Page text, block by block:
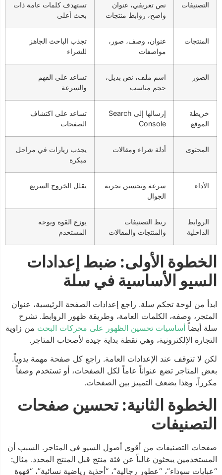
التصنيفات
نص تعريفي، عنوان
واضح، روابط منتجات
تستهدف كلمات عامة ذات
بحث أعلى
المنتجات
عنوان، وصف، صور،
مواصفات
تجذب الباحث الجاهز
للشراء
الصور
اسم ملف، نص بديل،
حجم مناسب
تساعد على الفهم
والسرعة
خريطة
الموقع
إرسالها إلى Search
Console
تساعد على اكتشاف
الصفحات
المحتوى أدلة شراء ومقالات
يجذب زيارات في مراحل
مبكرة
الأداء
سرعة وتحسين تجربة
الجوال
يقلل الخروج السريع
الروابط
الداخلية
ربط التصنيفات
والمنتجات والمقالات
يوزع القوة ويوجه
المستخدم
الخطوة الأولى: ضبط إعدادات
السيو الأساسية في سلة
ابدأ من لوحة تحكم سلة. راجع إعدادات الصفحة الرئيسية، عنوان
المتجر، وصفه، الكلمات العامة، وطريقة ظهور الروابط. تشرح
سلة أيضاً أساسيات تحسين الظهور على محركات البحثمن زاوية
التجارة الإلكترونية، وهي نقطة بداية جيدة لأصحاب المتاجر.
لكن لا تتوقف عند الإعدادات العامة. راجع كل صفحة مهمة يدوياً.
بعض المتاجر تضع عنواناً عاماً لكل الصفحات، أو تستخدم وصفاً
مكرراً، وهذا يضعف التمييز بين الصفحات.
الخطوة الثانية: تحسين صفحات
التصنيفات
صفحات التصنيفات من أقوى أصول السيو في المتاجر. السبب أن
المستخدمين يبحثون غالباً عن فئة منتج قبل المنتج المحدد. مثال:
“عبايات سوداء”، “عطور رجالية”، “أحذية رياضية نسائية”، “قهوة